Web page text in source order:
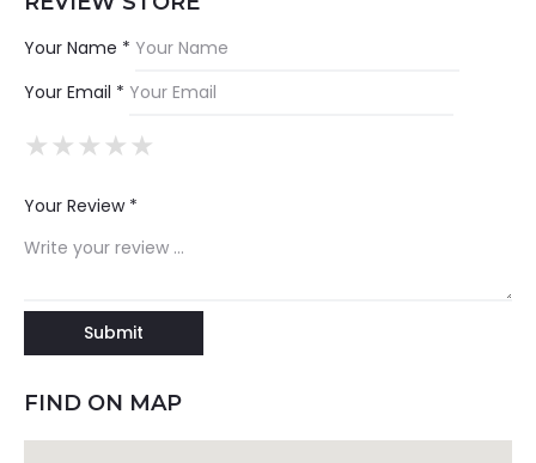
Your Name *
Your Email *
★
★★
★★★
★★★★
★★★★★
Your Review *
FIND ON MAP